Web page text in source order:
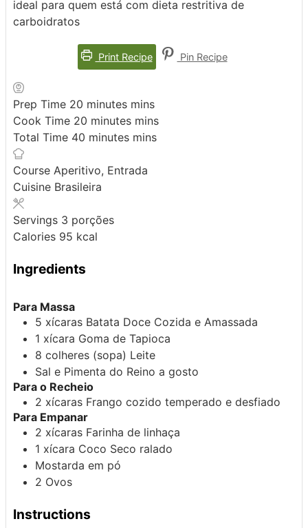
ideal para quem está com dieta restritiva de
carboidratos
Print Recipe Pin Recipe
Prep Time 20 minutes mins
Cook Time 20 minutes mins
Total Time 40 minutes mins
Course Aperitivo, Entrada
Cuisine Brasileira
Servings 3 porções
Calories 95 kcal
Ingredients
Para Massa
5 xícaras Batata Doce Cozida e Amassada
1 xícara Goma de Tapioca
8 colheres (sopa) Leite
Sal e Pimenta do Reino a gosto
Para o Recheio
2 xícaras Frango cozido temperado e desfiado
Para Empanar
2 xícaras Farinha de linhaça
1 xícara Coco Seco ralado
Mostarda em pó
2 Ovos
Instructions